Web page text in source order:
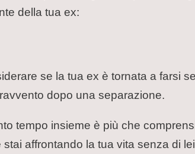
della tua ex:
se la tua ex è tornata a farsi
dopo una separazione.
tempo insieme è più che
affrontando la tua vita senza di